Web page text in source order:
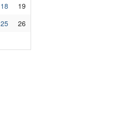
18
19
25
26